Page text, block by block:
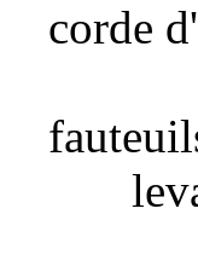
corde